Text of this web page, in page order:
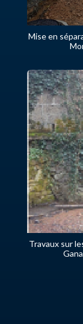
Mise en
Travaux sur